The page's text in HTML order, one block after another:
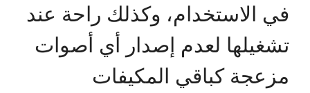
في الاستخدام، وكذلك راحة عند
تشغيلها لعدم إصدار أي أصوات
مزعجة كباقي المكيفات